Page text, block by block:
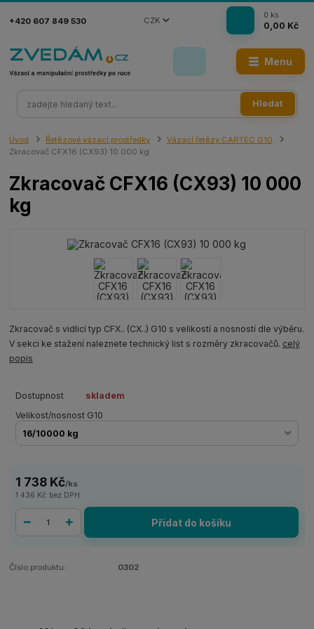
Menu
CZK
Hledat
+420 607 849 530
0 ks
0,00 Kč
Úvod Řetězové vázací prostředky
Vázací řetězy CARTEC G10
Zkracovač CFX16 (CX93) 10 000 kg
Zkracovač CFX16 (CX93) 10 000
kg
Zkracovač s vidlicí typ CFX.. (CX..) G10 s velikostí a nosností dle výběru.
V sekci ke stažení naleznete technický list s rozměry zkracovačů. celý
popis
Dostupnost
skladem
Velikost/nosnost G10
1 738 Kč/ks
1 436 Kč bez DPH
Přidat do košíku
Číslo produktu: 0302